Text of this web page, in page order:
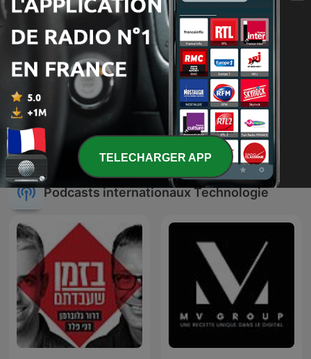
Nouveau monde Génération Do It Yourself
Podcasts internationaux Technologie
TELECHARGER APP